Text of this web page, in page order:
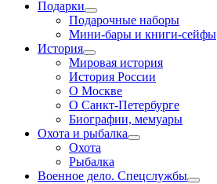
Подарки
Подарочные наборы
Мини-бары и книги-сейфы
История
Мировая история
История России
О Москве
О Санкт-Петербурге
Биографии, мемуары
Охота и рыбалка
Охота
Рыбалка
Военное дело. Спецслужбы